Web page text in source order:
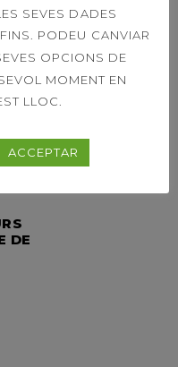
ORDER
DE
SEVES DADES
PODEU CANVIAR
OPCIONS DE
MOMENT EN
LLOC.
ACCEPTAR